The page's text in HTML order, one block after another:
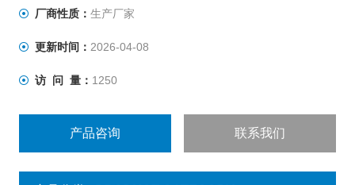
厂商性质： 生产厂家
更新时间： 2026-04-08
访 问 量： 1250
产品咨询 联系我们